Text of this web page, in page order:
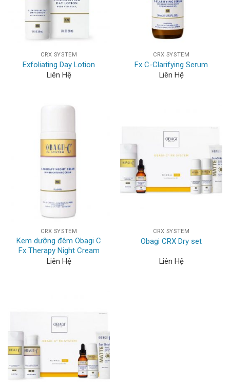
CRX SYSTEM
Exfoliating Day Lotion
Liên Hệ
CRX SYSTEM
Fx C-Clarifying Serum
Liên Hệ
CRX SYSTEM
Kem dưỡng đêm Obagi C
Fx Therapy Night Cream
Liên Hệ
CRX SYSTEM
Obagi CRX Dry set
Liên Hệ